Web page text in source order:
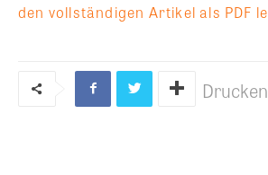
den vollständigen Artikel als PDF
Drucken